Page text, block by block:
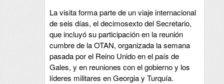
La visita forma parte de un viaje internacional
de seis días, el decimosexto del Secretario,
que incluyó su participación en la reunión
cumbre de la OTAN, organizada la semana
pasada por el Reino Unido en el país de
Gales, y en reuniones con el gobierno y los
líderes militares en Georgia y Turquía.